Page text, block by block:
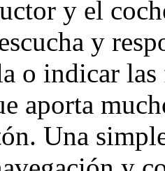
y el
y
o indicar
aporta
Una